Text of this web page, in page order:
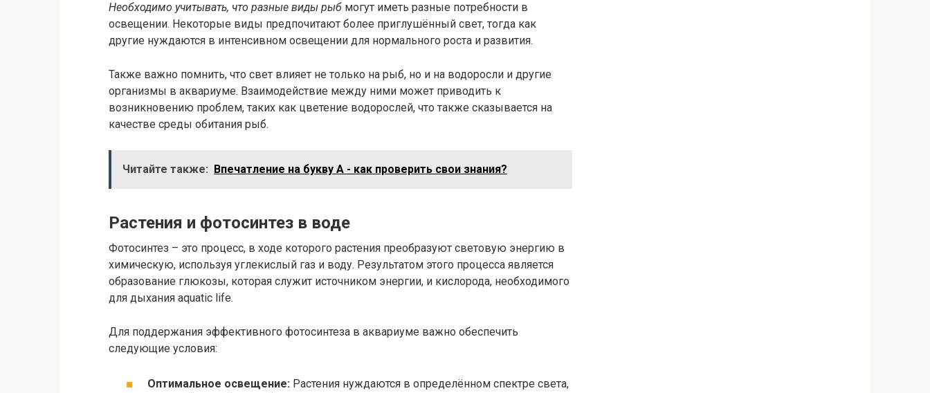
Необходимо учитывать, что разные виды рыб могут иметь разные потребности в
освещении. Некоторые виды предпочитают более приглушённый свет, тогда как
другие нуждаются в интенсивном освещении для нормального роста и развития.
Также важно помнить, что свет влияет не только на рыб, но и на водоросли и другие
организмы в аквариуме. Взаимодействие между ними может приводить к
возникновению проблем, таких как цветение водорослей, что также сказывается на
качестве среды обитания рыб.
Читайте также: Впечатление на букву А - как проверить свои знания?
Растения и фотосинтез в воде
Фотосинтез – это процесс, в ходе которого растения преобразуют световую энергию в
химическую, используя углекислый газ и воду. Результатом этого процесса является
образование глюкозы, которая служит источником энергии, и кислорода, необходимого
для дыхания aquatic life.
Для поддержания эффективного фотосинтеза в аквариуме важно обеспечить
следующие условия:
Оптимальное освещение: Растения нуждаются в определённом спектре света,